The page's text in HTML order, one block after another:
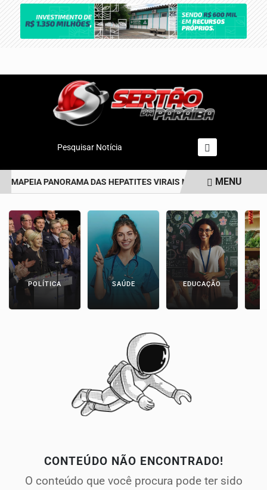
Pesquisar Notícia
MAPEIA PANORAMA DAS HEPATITES VIRAIS NO BRASIL NOS
MENU
POLÍTICA SAÚDE EDUCAÇÃO
CONTEÚDO NÃO ENCONTRADO!
O conteúdo que você procura pode ter sido